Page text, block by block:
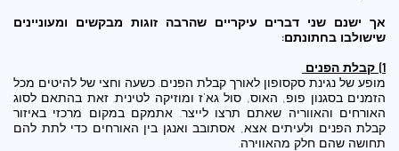
אך ישנם שני דברים עיקריים שהרבה זוגות מבקשים ומעוניינים
שישולבו בחתונתם:
1) קבלת הפנים
מופע של נגינת סקסופון לאורך קבלת הפנים. כשעה וחצי של להיטים מכל
הזמנים בסגנון פופ, האוס, סול גא'ז ומוזיקה לטינית. זאת בהתאם לסוג
האורחים והאווריה שאתם תרצו לייצר. אתמקם במקום מרכזי באיזור
קבלת הפנים ולעיתים אצא, אסתובב ואנגן בין האורחים כדי לתת להם
תחושה שהם חלק מהאווירה.